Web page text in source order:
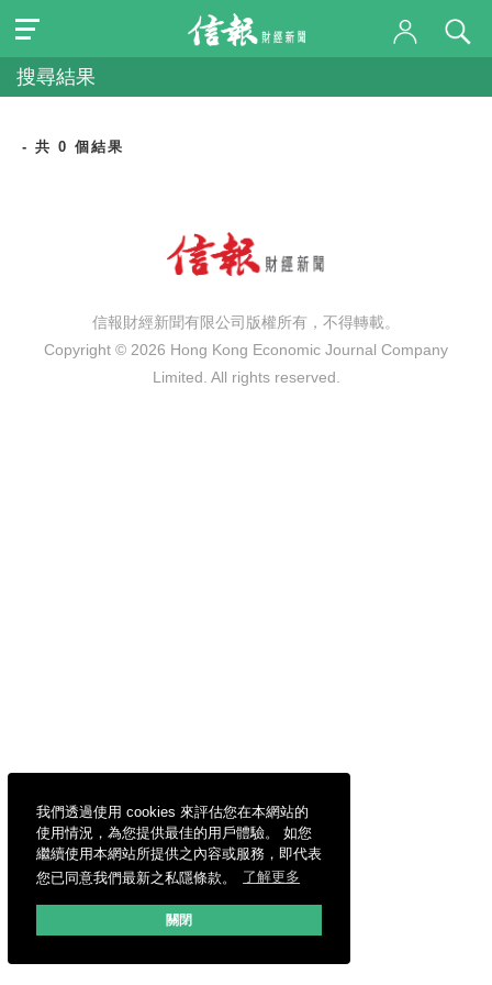
我們透過使用 cookies 來評估您在本網站的
使用情況，為您提供最佳的用戶體驗。 如您
繼續使用本網站所提供之內容或服務，即代表
您已同意我們最新之私隱條款。
了解更多
關閉
搜尋結果
- 共 0 個結果
信報財經新聞有限公司版權所有，不得轉載。
Copyright © 2026 Hong Kong Economic Journal Company
Limited. All rights reserved.